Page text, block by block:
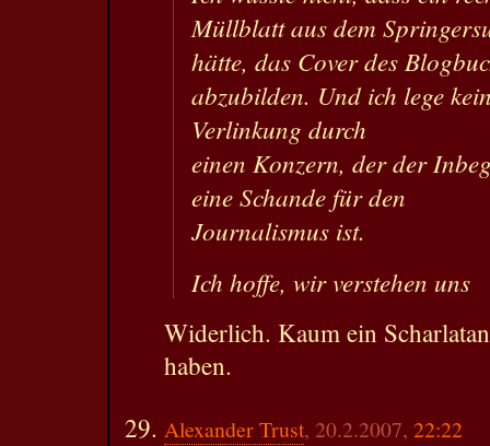
Müllblatt aus dem
hätte, das Cover des
abzubilden. Und ich lege
Verlinkung durch
einen Konzern, der der
eine Schande für den
Journalismus ist.
Ich hoffe, wir verstehen uns
Widerlich. Kaum ein
haben.
Alexander Trust, 20.2.2007, 22:22